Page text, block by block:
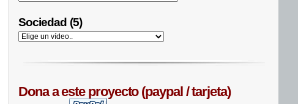
Sociedad (5)
Dona a este proyecto (paypal / tarjeta)